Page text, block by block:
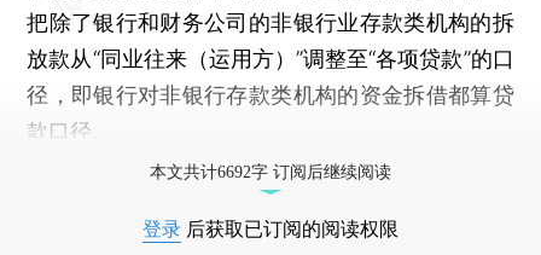
把除了银行和财务公司的非银行业存款类机构的拆
放款从“同业往来（运用方）”调整至“各项贷款”的口
径，即银行对非银行存款类机构的资金拆借都算贷
款口径。
本文共计6692字 订阅后继续阅读
登录 后获取已订阅的阅读权限